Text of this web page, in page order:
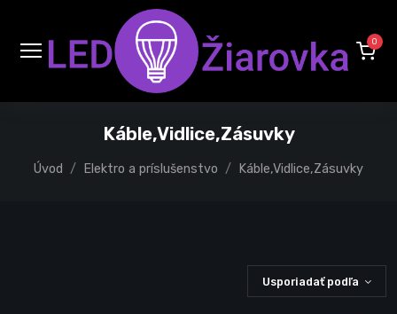
0
Káble,Vidlice,Zásuvky
Úvod Elektro a príslušenstvo Káble,Vidlice,Zásuvky
Usporiadať podľa